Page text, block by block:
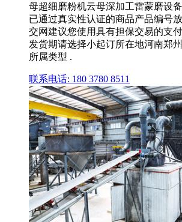
母超细磨粉机云母深加工雷蒙磨设
已通过真实性认证的商品产品编号
交网建议您使用具有担保交易的支
发货期请选择小起订所在地河南郑
所属类型 .
联系电话: 180 3780 8511